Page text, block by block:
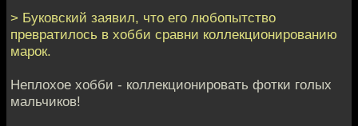
> Буковский заявил, что его любопытство
превратилось в хобби сравни коллекционированию
марок.
Неплохое хобби - коллекционировать фотки голых
мальчиков!